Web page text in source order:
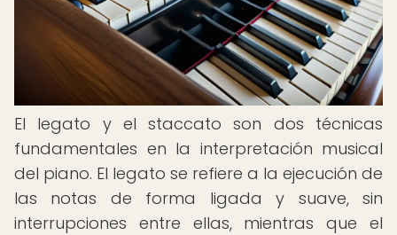
El legato y el staccato son dos técnicas
fundamentales en la interpretación musical
del piano. El legato se refiere a la ejecución de
las notas de forma ligada y suave, sin
interrupciones entre ellas, mientras que el